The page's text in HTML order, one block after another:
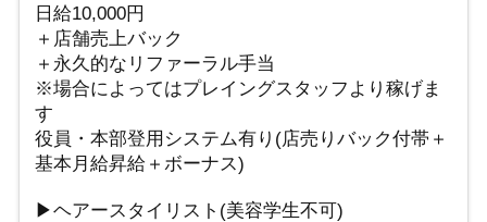
日給10,000円
＋店舗売上バック
＋永久的なリファーラル手当
※場合によってはプレイングスタッフより稼げま
す
役員・本部登用システム有り(店売りバック付帯＋
基本月給昇給＋ボーナス)
▶ヘアースタイリスト(美容学生不可)